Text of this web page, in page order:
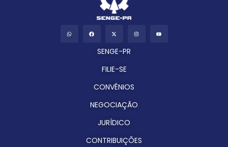
SENGE-PR
FILIE-SE
CONVÊNIOS
NEGOCIAÇÃO
JURÍDICO
CONTRIBUIÇÕES